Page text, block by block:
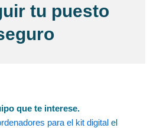
tu puesto
que te interese.
para el kit digital el